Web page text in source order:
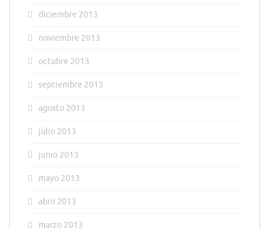
diciembre 2013
noviembre 2013
octubre 2013
septiembre 2013
agosto 2013
julio 2013
junio 2013
mayo 2013
abril 2013
marzo 2013